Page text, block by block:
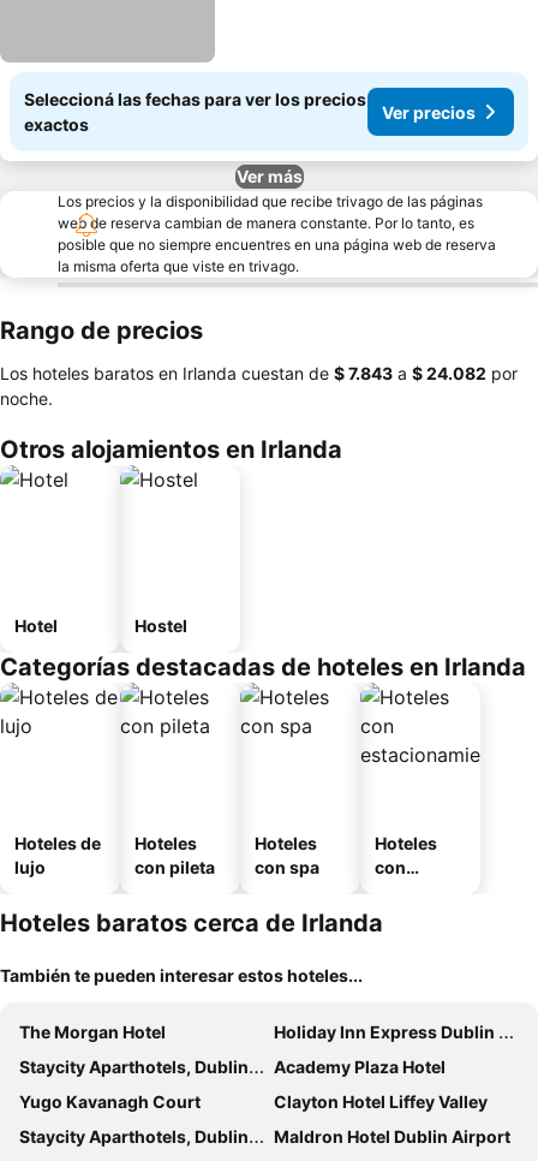
Seleccioná las fechas para ver los precios
exactos
Ver precios
Ver más
Los precios y la disponibilidad que recibe trivago de las páginas
web de reserva cambian de manera constante. Por lo tanto, es
posible que no siempre encuentres en una página web de reserva
la misma oferta que viste en trivago.
Rango de precios
Los hoteles baratos en Irlanda cuestan de ‎$ 7.843 a ‎$ 24.082 por
noche.
Otros alojamientos en Irlanda
Hotel Hostel
Categorías destacadas de hoteles en Irlanda
Hoteles de
lujo
Hoteles
con pileta
Hoteles
con spa
Hoteles
con
miento
Hoteles baratos cerca de Irlanda
También te pueden interesar estos hoteles...
The Morgan Hotel
Holiday Inn Express Dublin City Centre By Ihg
Staycity Aparthotels, Dublin, City Centre
Academy Plaza Hotel
Yugo Kavanagh Court
Clayton Hotel Liffey Valley
Staycity Aparthotels, Dublin, City Quay
Maldron Hotel Dublin Airport